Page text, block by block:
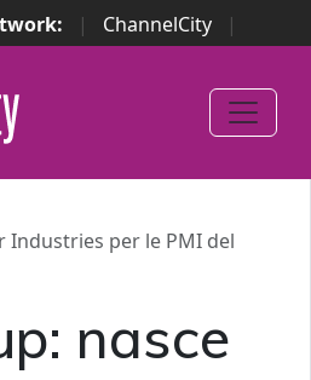
| ChannelCity
|
| Italian Channel
Awards
Italian Security
Industries per le PMI del
nasce